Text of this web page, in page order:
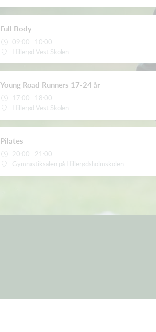
Full Body
09:00 - 10:00
Hillerød Vest Skolen
Young Road Runners 17-24 år
17:00 - 18:00
Hillerød Vest Skolen
Pilates
20:00 - 21:00
Gymnastiksalen på Hillerødsholmskolen